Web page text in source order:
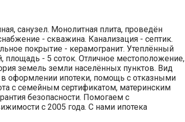
санузел. Монолитная плита, проведён
- скважина. Канализация - септик.
покрытие - керамогранит. Утеплённый
- 5 соток. Отличное местоположение,
земель земли населённых пунктов. Вид
оформлении ипотеки, помощь с отказными
с семейным сертификатом, материнским
безопасности. Помогаем с
с 2005 года. С нами ипотека